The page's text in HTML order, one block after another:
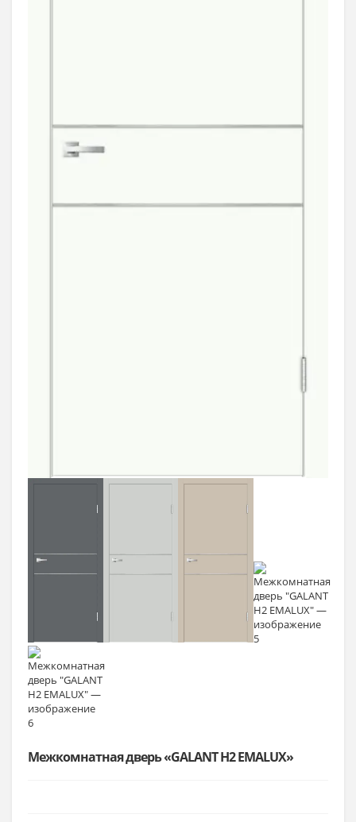
Межкомнатная дверь «GALANT H2 EMALUX»